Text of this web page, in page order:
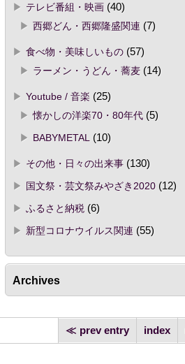
テレビ番組・映画(40)
西郷どん・西郷隆盛関連 (7)
食べ物・美味しいもの(57)
ラーメン・うどん・蕎麦(14)
Youtube / 音楽 (25)
懐かしの洋楽70・80年代(5)
BABYMETAL
(10)
その他・日々の出来事(130)
国文祭・芸文祭みやざき2020(12)
ふるさと納税(6)
新型コロナウイルス関連 (55)
Archives
prev entry index